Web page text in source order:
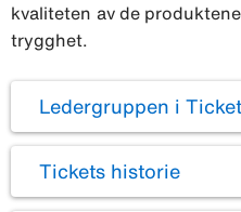
kvaliteten av de
trygghet.
Ledergruppen i Ticket
Tickets historie